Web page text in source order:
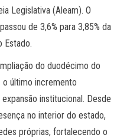
Legislativa (Aleam). O
de 3,6% para 3,85% da
Estado.
do duodécimo do
o último incremento
institucional. Desde
no interior do estado,
próprias, fortalecendo o